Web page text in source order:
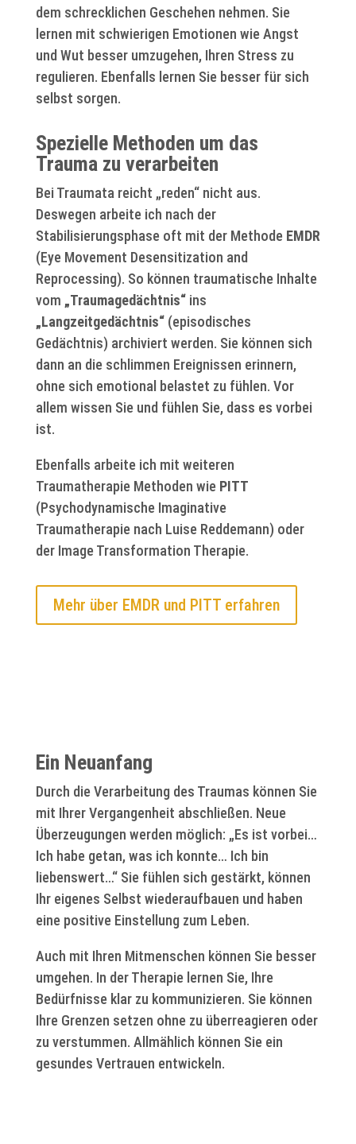
dem schrecklichen Geschehen nehmen. Sie
lernen mit schwierigen Emotionen wie Angst
und Wut besser umzugehen, Ihren Stress zu
regulieren. Ebenfalls lernen Sie besser für sich
selbst sorgen.
Spezielle Methoden um das
Trauma zu verarbeiten
Bei Traumata reicht „reden“ nicht aus.
Deswegen arbeite ich nach der
Stabilisierungsphase oft mit der Methode EMDR
(Eye Movement Desensitization and
Reprocessing). So können traumatische Inhalte
vom „Traumagedächtnis“ins
„Langzeitgedächtnis“(episodisches
Gedächtnis) archiviert werden. Sie können sich
dann an die schlimmen Ereignissen erinnern,
ohne sich emotional belastet zu fühlen. Vor
allem wissen Sie und fühlen Sie, dass es vorbei
ist.
Ebenfalls arbeite ich mit weiteren
Traumatherapie Methoden wie PITT
(Psychodynamische Imaginative
Traumatherapie nach Luise Reddemann) oder
der Image Transformation Therapie.
Mehr über EMDR und PITT erfahren
Ein Neuanfang
Durch die Verarbeitung des Traumas können Sie
mit Ihrer Vergangenheit abschließen. Neue
Überzeugungen werden möglich: „Es ist vorbei…
Ich habe getan, was ich konnte… Ich bin
liebenswert…“ Sie fühlen sich gestärkt, können
Ihr eigenes Selbst wiederaufbauen und haben
eine positive Einstellung zum Leben.
Auch mit Ihren Mitmenschen können Sie besser
umgehen. In der Therapie lernen Sie, Ihre
Bedürfnisse klar zu kommunizieren. Sie können
Ihre Grenzen setzen ohne zu überreagieren oder
zu verstummen. Allmählich können Sie ein
gesundes Vertrauen entwickeln.